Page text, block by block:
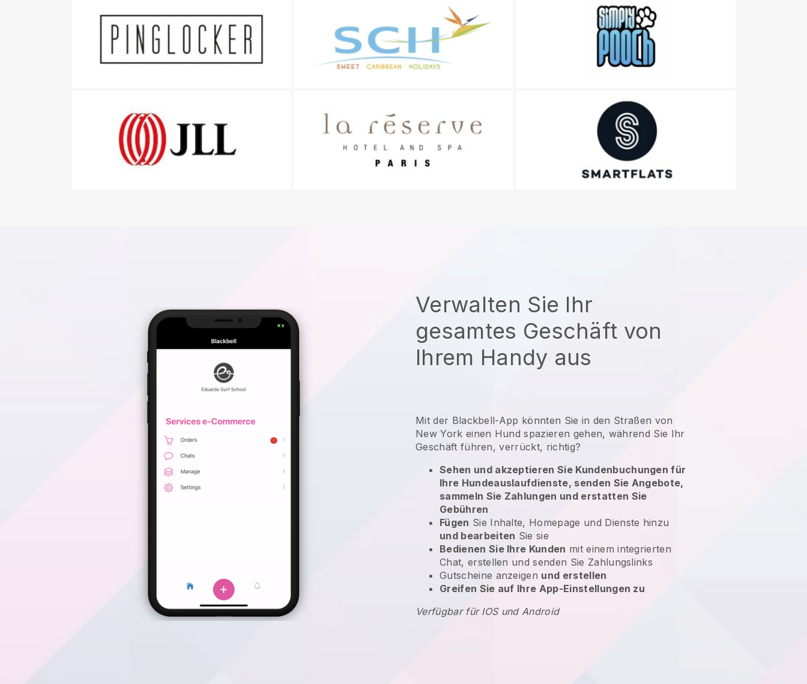
Verwalten Sie Ihr
gesamtes Geschäft von
Ihrem Handy aus
Mit der Blackbell-App könnten Sie in den Straßen von
New York einen Hund spazieren gehen, während Sie Ihr
Geschäft führen, verrückt, richtig?
Sehen und akzeptieren Sie Kundenbuchungen für
Ihre Hundeauslaufdienste, senden Sie Angebote,
sammeln Sie Zahlungen und erstatten Sie
Gebühren
Fügen Sie Inhalte, Homepage und Dienste hinzu
und bearbeiten Sie sie
Bedienen Sie Ihre Kunden mit einem integrierten
Chat, erstellen und senden Sie Zahlungslinks
Gutscheine anzeigen und erstellen
Greifen Sie auf Ihre App-Einstellungen zu
Verfügbar für IOS und Android